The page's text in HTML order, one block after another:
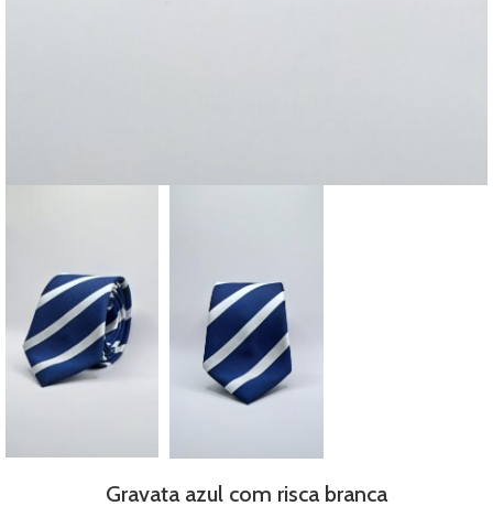
Gravata azul com risca branca